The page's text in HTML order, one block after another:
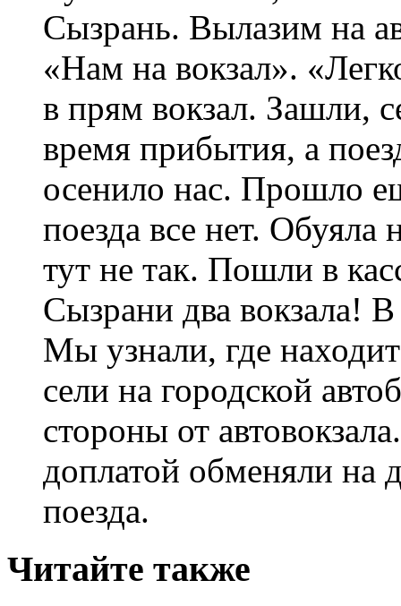
Сызрань. Вылазим на
«Нам на вокзал».
в прям вокзал. Зашли,
время прибытия, а
осенило нас. Прошло
поезда все нет. Обуяла
тут не так. Пошли в
Сызрани два вокзала!
Мы узнали, где
сели на городской
стороны от
доплатой обменяли на
поезда.
Читайте также